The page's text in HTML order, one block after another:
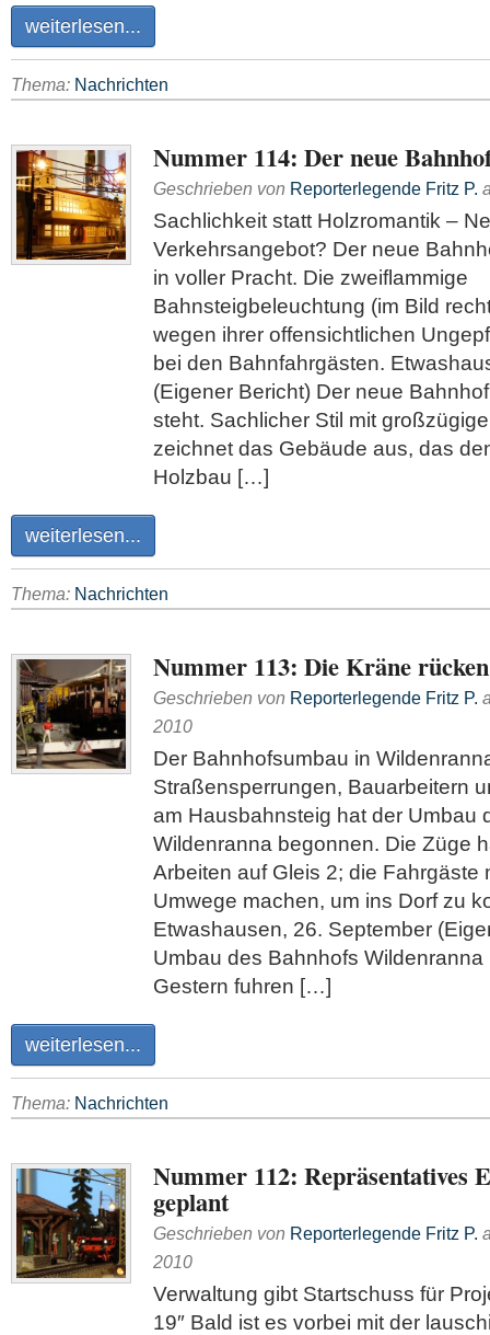
weiterlesen...
Thema: Nachrichten
Nummer 114: Der neue
Geschrieben von Reporterlegende Fritz P.
Sachlichkeit statt Holzromantik –
Verkehrsangebot? Der neue
in voller Pracht. Die zweiflammige
Bahnsteigbeleuchtung (im Bild
wegen ihrer offensichtlichen
bei den Bahnfahrgästen.
(Eigener Bericht) Der neue
steht. Sachlicher Stil mit
zeichnet das Gebäude aus, das
Holzbau […]
weiterlesen...
Thema: Nachrichten
Nummer 113: Die Kräne
Geschrieben von Reporterlegende Fritz P.
2010
Der Bahnhofsumbau in
Straßensperrungen, Bauarbeitern
am Hausbahnsteig hat der Umbau
Wildenranna begonnen. Die Züge
Arbeiten auf Gleis 2; die Fahrgäste
Umwege machen, um ins Dorf zu
Etwashausen, 26. September
Umbau des Bahnhofs
Gestern fuhren […]
weiterlesen...
Thema: Nachrichten
Nummer 112: Repräsentatives
geplant
Geschrieben von Reporterlegende Fritz P.
2010
Verwaltung gibt Startschuss für
19″ Bald ist es vorbei mit der